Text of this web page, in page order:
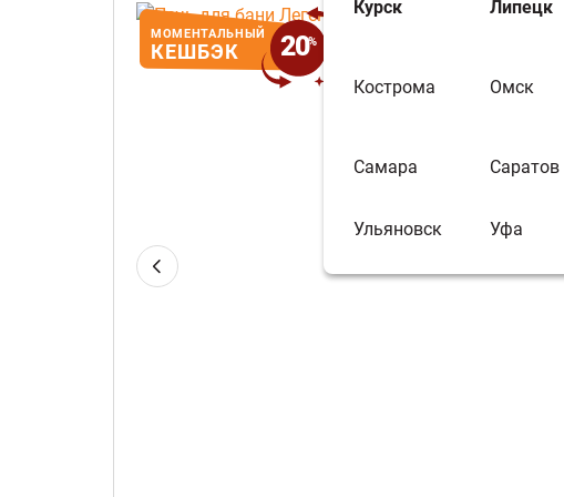
Курск Липецк
Кострома Омск
Самара Саратов
Ульяновск Уфа
МОМЕНТАЛЬНЫЙ
КЕШБЭК 20%